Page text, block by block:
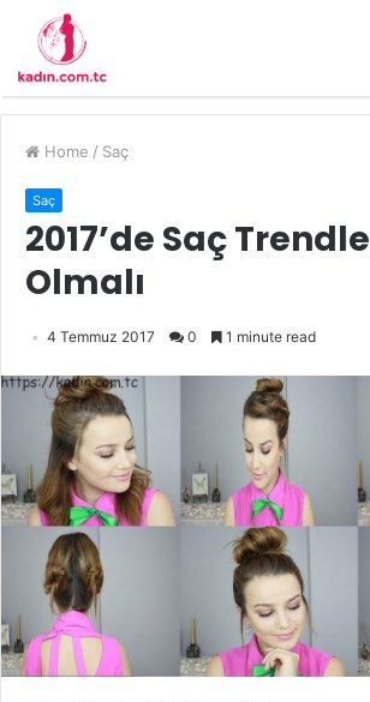
Home / Saç
Saç
2017’de Saç
Olmalı
4 Temmuz 2017 0 1 minute read